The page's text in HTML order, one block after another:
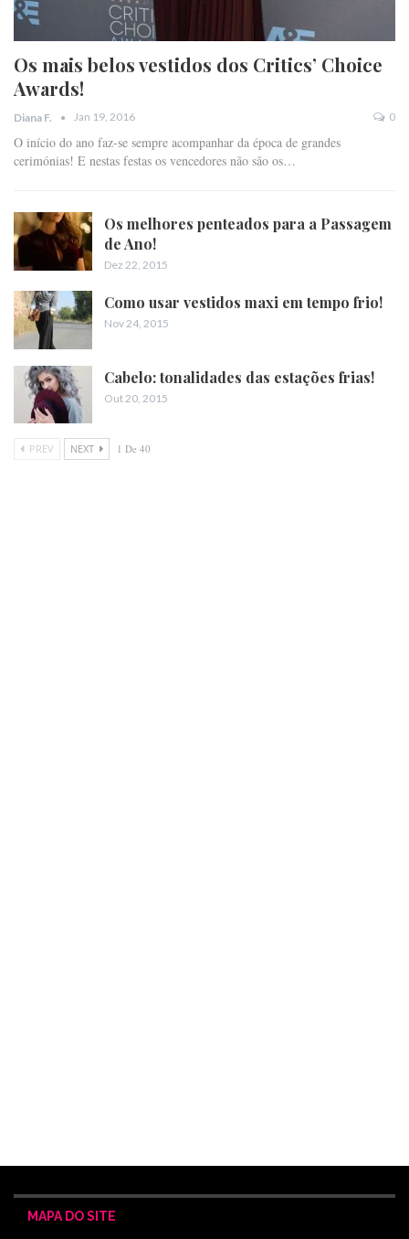
Os mais belos vestidos dos Critics’ Choice
Awards!
Diana F. Jan 19, 2016 0
O início do ano faz-se sempre acompanhar da época de grandes
cerimónias! E nestas festas os vencedores não são os…
Os melhores penteados para a Passagem
de Ano!
Dez 22, 2015
Como usar vestidos maxi em tempo frio!
Nov 24, 2015
Cabelo: tonalidades das estações frias!
Out 20, 2015
PREV NEXT 1 De 40
MAPA DO SITE